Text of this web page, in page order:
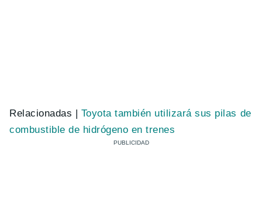
Relacionadas | Toyota también utilizará sus pilas de
combustible de hidrógeno en trenes